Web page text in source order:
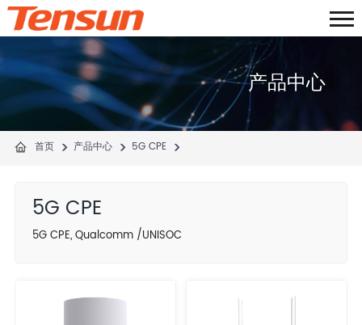
产品中心
首页 产品中心 5G CPE
5G CPE
5G CPE, Qualcomm /UNISOC